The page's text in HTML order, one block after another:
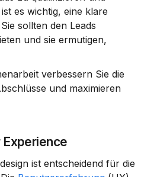
es wichtig, eine klare
sollten den Leads
und sie ermutigen,
verbessern Sie die
und maximieren
ist entscheidend für die